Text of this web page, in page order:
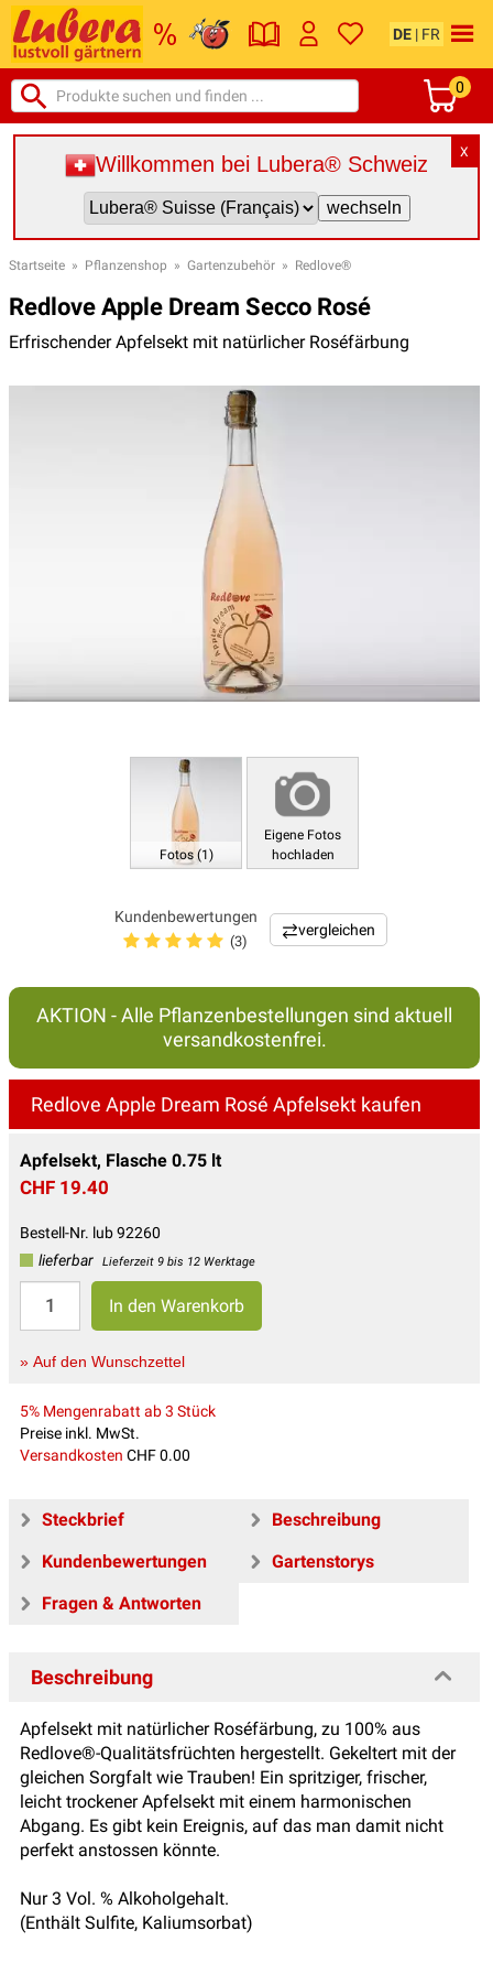
DE | FR
0
X
Willkommen bei Lubera® Schweiz
Startseite » Pflanzenshop » Gartenzubehör » Redlove®
Redlove Apple Dream Secco Rosé
Erfrischender Apfelsekt mit natürlicher Roséfärbung
Fotos (1)
Eigene Fotos
hochladen
Kundenbewertungen
(3)
vergleichen
AKTION - Alle Pflanzenbestellungen sind aktuell
versandkostenfrei.
Redlove Apple Dream Rosé Apfelsekt kaufen
Apfelsekt, Flasche 0.75 lt
CHF 19.40
Bestell-Nr. lub 92260
lieferbar
Lieferzeit 9 bis 12 Werktage
» Auf den Wunschzettel
5% Mengenrabatt ab 3 Stück
Preise inkl. MwSt.
Versandkosten CHF 0.00
Steckbrief
Beschreibung
Kundenbewertungen
Gartenstorys
Fragen & Antworten
Beschreibung
Apfelsekt mit natürlicher Roséfärbung, zu 100% aus
Redlove®-Qualitätsfrüchten hergestellt. Gekeltert mit der
gleichen Sorgfalt wie Trauben! Ein spritziger, frischer,
leicht trockener Apfelsekt mit einem harmonischen
Abgang. Es gibt kein Ereignis, auf das man damit nicht
perfekt anstossen könnte.
Nur 3 Vol. % Alkoholgehalt.
(Enthält Sulfite, Kaliumsorbat)